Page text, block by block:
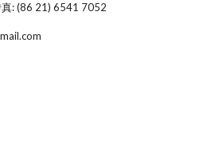
: (86 21) 6541 7052